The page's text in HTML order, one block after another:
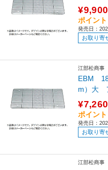
¥9,900
ポイン
発売日：
お取り寄
江部松商事
EBM
m）大
¥7,260
ポイン
発売日：
お取り寄
江部松商事